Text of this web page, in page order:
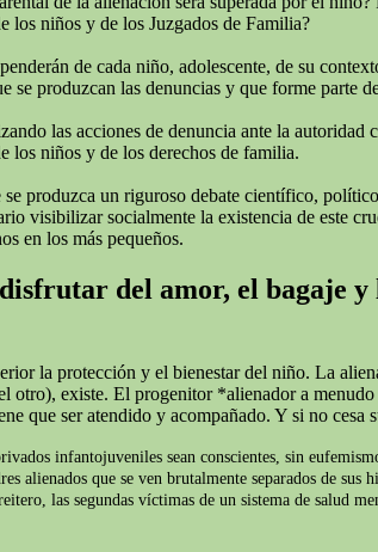
los niños y de los Juzgados de Familia?
de cada niño, adolescente, de su
se produzcan las denuncias y que forme
las acciones de denuncia ante la
los niños y de los derechos de familia.
produzca un riguroso debate científico,
visibilizar socialmente la existencia de este
en los más pequeños.
del amor, el bagaje
la protección y el bienestar del niño. La
existe. El progenitor *alienador a
que ser atendido y acompañado. Y si no
infantojuveniles sean conscientes, sin
alienados que se ven brutalmente separados de
las segundas víctimas de un sistema de salud